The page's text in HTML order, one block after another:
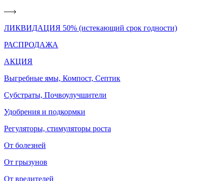
ЛИКВИДАЦИЯ 50% (истекающий срок годности)
РАСПРОДАЖА
АКЦИЯ
Выгребные ямы, Компост, Септик
Субстраты, Почвоулучшители
Удобрения и подкормки
Регуляторы, стимуляторы роста
От болезней
От грызунов
От вредителей